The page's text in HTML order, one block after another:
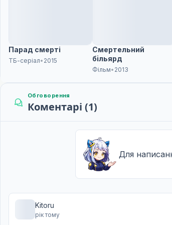
Парад смерті
ТБ-серіал• 2015
Смертельний
бiльярд
Фільм• 2013
Обговорення
Коментарі (1)
Для
Kitoru
рік тому